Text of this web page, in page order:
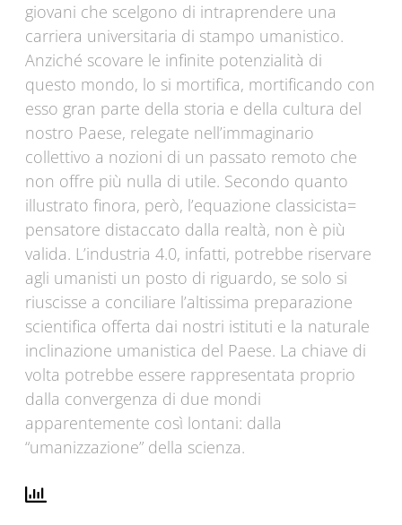
giovani che scelgono di intraprendere una
carriera universitaria di stampo umanistico.
Anziché scovare le infinite potenzialità di
questo mondo, lo si mortifica, mortificando con
esso gran parte della storia e della cultura del
nostro Paese, relegate nell’immaginario
collettivo a nozioni di un passato remoto che
non offre più nulla di utile. Secondo quanto
illustrato finora, però, l’equazione classicista=
pensatore distaccato dalla realtà, non è più
valida. L’industria 4.0, infatti, potrebbe riservare
agli umanisti un posto di riguardo, se solo si
riuscisse a conciliare l’altissima preparazione
scientifica offerta dai nostri istituti e la naturale
inclinazione umanistica del Paese. La chiave di
volta potrebbe essere rappresentata proprio
dalla convergenza di due mondi
apparentemente così lontani: dalla
“umanizzazione” della scienza.